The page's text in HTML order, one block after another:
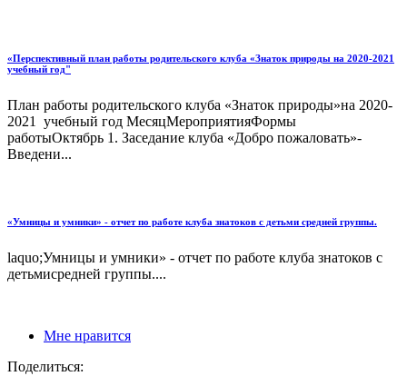
«Перспективный план работы родительского клуба «Знаток природы на 2020-2021
учебный год"
План работы родительского клуба «Знаток природы»на 2020-
2021 учебный год МесяцМероприятияФормы
работыОктябрь 1. Заседание клуба «Добро пожаловать»-
Введени...
«Умницы и умники» - отчет по работе клуба знатоков с детьми средней группы.
laquo;Умницы и умники» - отчет по работе клуба знатоков с
детьмисредней группы....
Мне нравится
Поделиться: